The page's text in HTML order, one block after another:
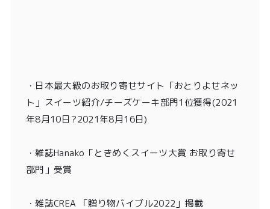
・ 日本最大級のお取り寄せサイト「おとりよせネッ
ト」スイーツ紹介/チーズケーキ部門1位獲得(2021
年8月10日?2021年8月16日)
・雑誌Hanako「ときめくスイーツ大賞 お取り寄せ
部門」受賞
・雑誌CREA 「贈り物バイブル2022」掲載